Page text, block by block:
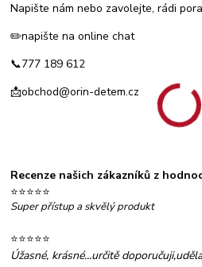
Napište nám nebo zavolejte, rádi
✏️napište na online chat
📞777 189 612
📩obchod@orin-detem.cz
Recenze našich zákazníků z
⭐⭐⭐⭐⭐
Super přístup a skvělý produkt
⭐⭐⭐⭐⭐
Úžasné, krásné...určitě